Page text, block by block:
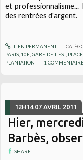
et
des rentrées d'argent.
LIEN PERMANENT
PARIS 10E ,GARE-DE-L-EST,
PLANTATION
1
12H14 07 AVRIL 2011
Hier,
Barbès,
SHARE